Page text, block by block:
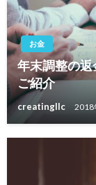
お金
年末調整の
ご紹介
creatingllc 2018